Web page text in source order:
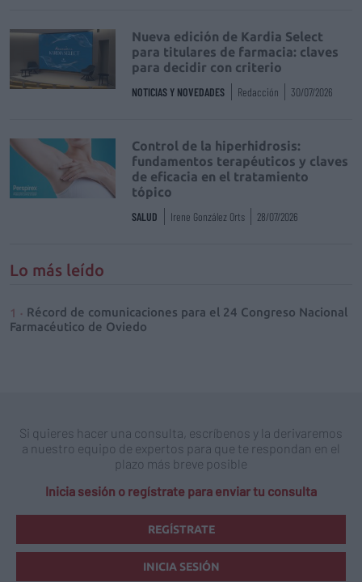
Nueva edición de Kardia Select
para titulares de farmacia: claves
para decidir con criterio
NOTICIAS Y NOVEDADES Redacción 30/07/2026
Control de la hiperhidrosis:
fundamentos terapéuticos y claves
de eficacia en el tratamiento
tópico
SALUD Irene González Orts 28/07/2026
Lo más leído
Récord de comunicaciones para el 24 Congreso Nacional
Farmacéutico de Oviedo
Si quieres hacer una consulta, escríbenos y la derivaremos
a nuestro equipo de expertos para que te respondan en el
plazo más breve posible
Inicia sesión o regístrate para enviar tu consulta
REGÍSTRATE
INICIA SESIÓN